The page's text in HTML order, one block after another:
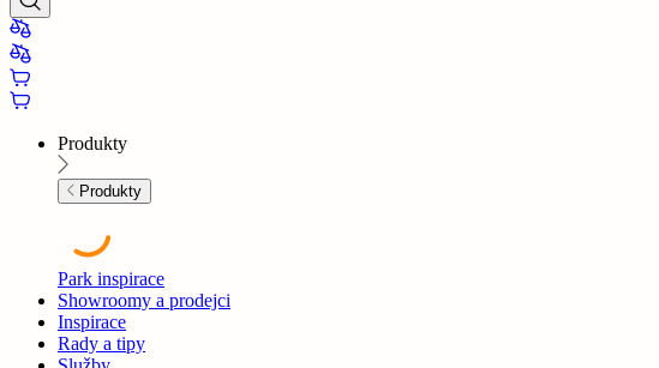
Produkty
Produkty
Park inspirace
Showroomy a prodejci
Inspirace
Rady a tipy